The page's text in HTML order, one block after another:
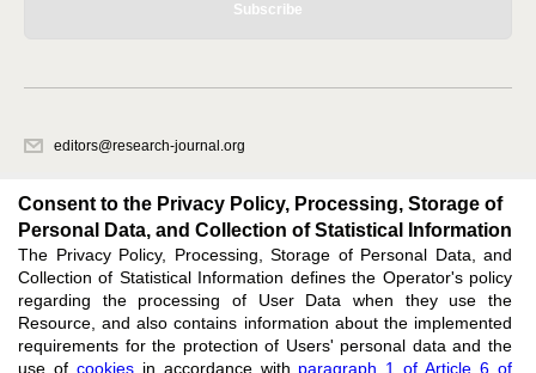
Subscribe
editors@research-journal.org
office 1
Feedback
Consent to the Privacy Policy, Processing, Storage of
Personal Data, and Collection of Statistical Information
The Privacy Policy, Processing, Storage of Personal Data, and
Collection of Statistical Information defines the Operator's policy
regarding the processing of User Data when they use the
Resource, and also contains information about the implemented
requirements for the protection of Users' personal data and the
use of cookiesin accordance with paragraph 1 of Article 6 of